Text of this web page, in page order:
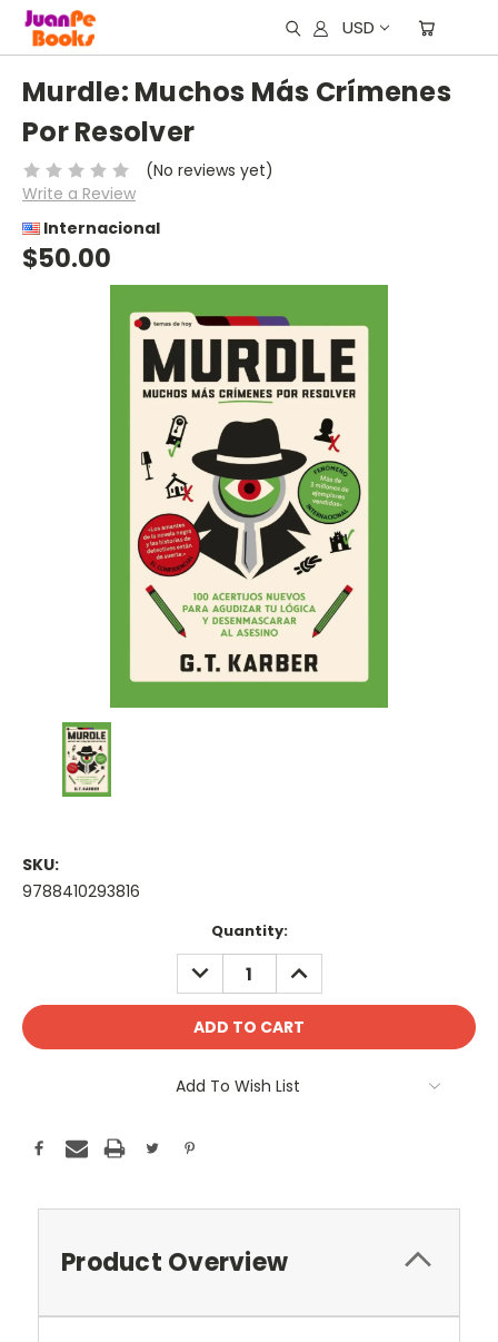
USD
Murdle: Muchos Más Crímenes
Por Resolver
(No reviews yet)
Write a Review
Internacional
$50.00
SKU:
9788410293816
Quantity:
DECREASE
QUANTITY:
INCREASE
QUANTITY:
Add To Wish List
Product Overview